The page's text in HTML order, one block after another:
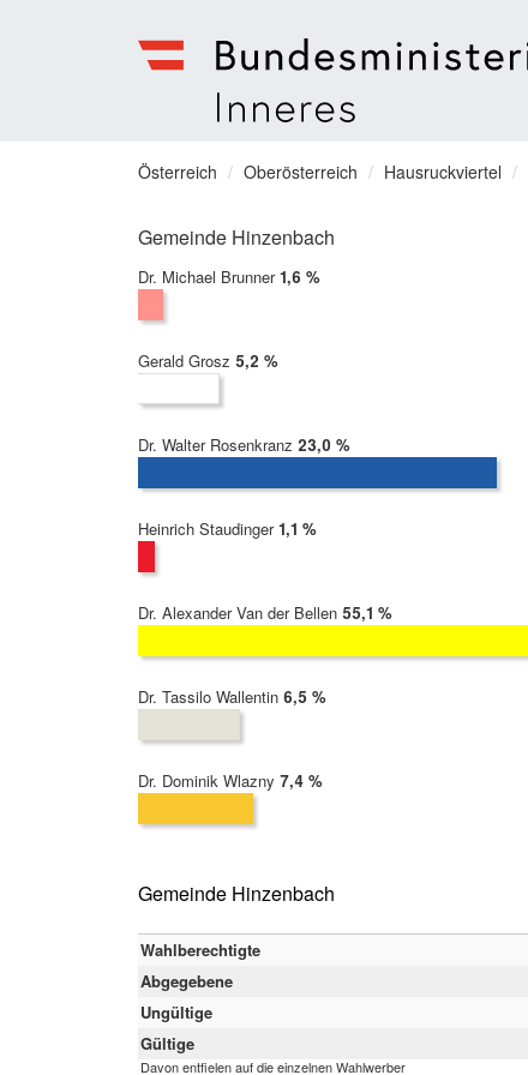
für
Inneres
Sie
sich
hier:
Österreich Oberösterreich Hausruckviertel
Gemeinde Hinzenbach
Dr. Michael Brunner 2022:
1,6 %
Gerald Grosz 2022:
5,2 %
Dr. Walter Rosenkranz 2022:
23,0 %
Heinrich Staudinger 2022:
1,1 %
Dr. Alexander Van der Bellen 2022:
55,1 %
Dr. Tassilo Wallentin 2022:
6,5 %
Dr. Dominik Wlazny 2022:
7,4 %
Gemeinde Hinzenbach
Wahlberechtigte
Abgegebene
Ungültige
Gültige
Davon entfielen auf die einzelnen Wahlwerber